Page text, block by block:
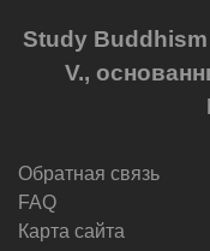
Study Buddhism
V.,
Обратная связь
FAQ
Карта сайта